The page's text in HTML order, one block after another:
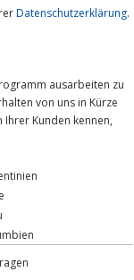
Datenschutzerklärung.
ausarbeiten zu
von uns in Kürze
Kunden kennen,